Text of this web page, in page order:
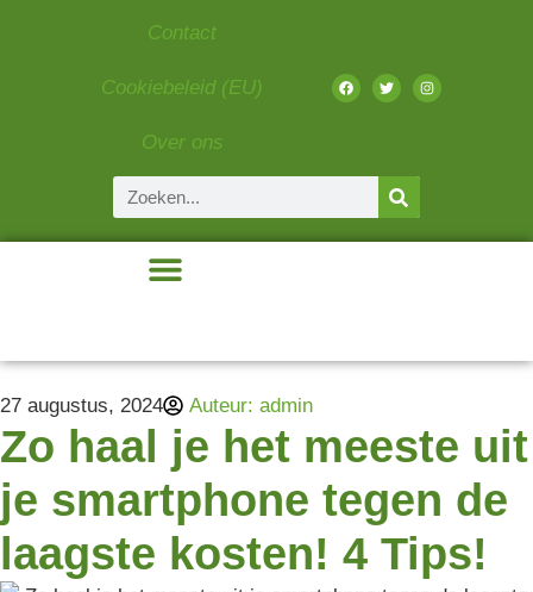
Contact
Cookiebeleid (EU)
Over ons
27 augustus, 2024 Auteur: admin
Zo haal je het meeste uit
je smartphone tegen de
laagste kosten! 4 Tips!